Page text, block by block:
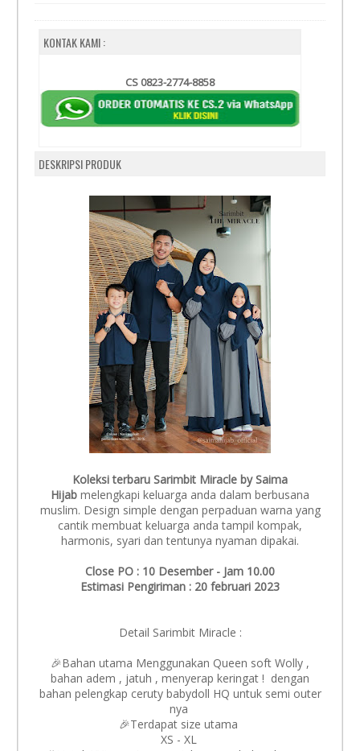
KONTAK KAMI :
CS 0823-2774-8858
DESKRIPSI PRODUK
Koleksi terbaru Sarimbit Miracle by Saima
Hijab melengkapi keluarga anda dalam berbusana
muslim. Design simple dengan perpaduan warna yang
cantik membuat keluarga anda tampil kompak,
harmonis, syari dan tentunya nyaman dipakai.
Close PO : 10 Desember - Jam 10.00
Estimasi Pengiriman : 20 februari 2023
Detail Sarimbit Miracle :
🎉Bahan utama Menggunakan Queen soft Wolly ,
bahan adem , jatuh , menyerap keringat ! dengan
bahan pelengkap ceruty babydoll HQ untuk semi outer
nya
🎉Terdapat size utama
XS - XL